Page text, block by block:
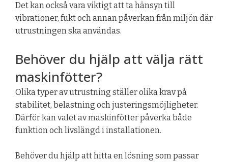
Det kan också vara viktigt att ta hänsyn till
vibrationer, fukt och annan påverkan från miljön där
utrustningen ska användas.
Behöver du hjälp att välja rätt
maskinfötter?
Olika typer av utrustning ställer olika krav på
stabilitet, belastning och justeringsmöjligheter.
Därför kan valet av maskinfötter påverka både
funktion och livslängd i installationen.
Behöver du hjälp att hitta en lösning som passar